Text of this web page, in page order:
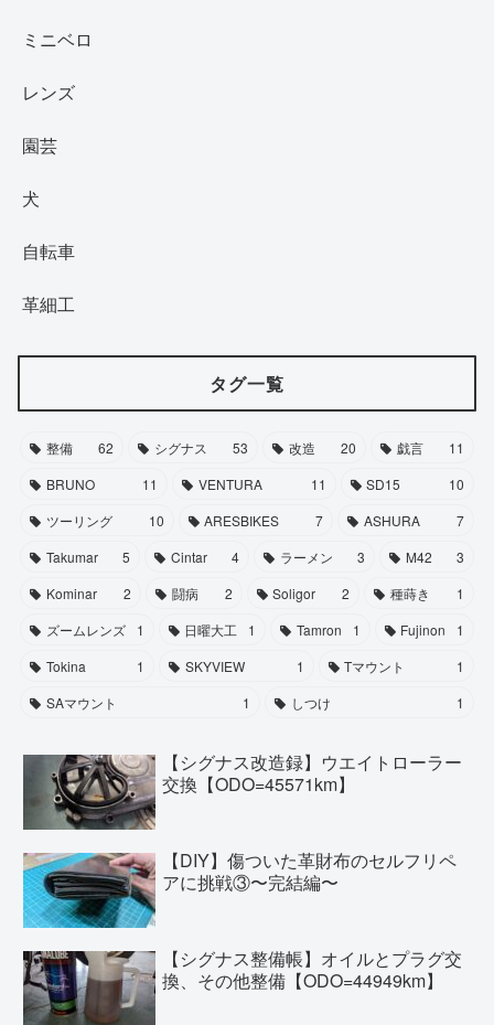
ミニベロ
レンズ
園芸
犬
自転車
革細工
タグ一覧
整備 62 シグナス 53 改造 20 戯言
11
BRUNO
11 VENTURA 11 SD15
10
ツーリング
10 ARESBIKES 7 ASHURA
7
Takumar
5 Cintar 4 ラーメン 3 M42
3
Kominar
2 闘病 2 Soligor 2 種蒔き
1
ズームレンズ
1 日曜大工 1 Tamron 1 Fujinon
1
Tokina
1 SKYVIEW 1 Tマウント
1
SAマウント
1 しつけ 1
【シグナス改造録】ウエイトローラー
交換【ODO=45571km】
【DIY】傷ついた革財布のセルフリペ
アに挑戦③〜完結編〜
【シグナス整備帳】オイルとプラグ交
換、その他整備【ODO=44949km】